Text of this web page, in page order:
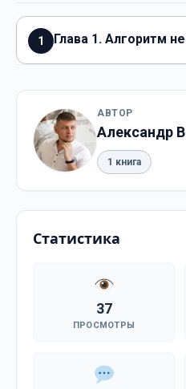
1 Глава 1. Алгоритм
АВТОР
Александр
1 книга
Статистика
37
ПРОСМОТРЫ